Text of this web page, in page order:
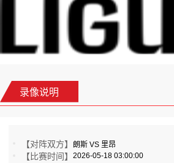
录像说明
【对阵双方】 朗斯 VS 里昂
【比赛时间】2026-05-18 03:00:00